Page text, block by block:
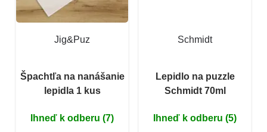
Jig&Puz
Špachtľa na nanášanie
lepidla 1 kus
Ihneď k odberu (7)
Schmidt
Lepidlo na puzzle
Schmidt 70ml
Ihneď k odberu (5)